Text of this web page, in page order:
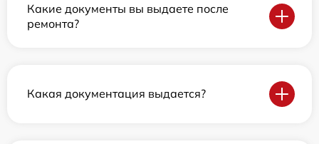
Какие документы вы выдаете после
ремонта?
Какая документация выдается?